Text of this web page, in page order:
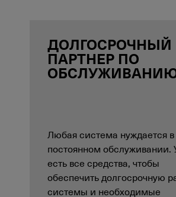
ДОЛГОСРОЧНЫЙ
ПАРТНЕР ПО
Любая система нуждается в
постоянном обслуживании.
есть все средства, чтобы
обеспечить долгосрочную
системы и необходимые